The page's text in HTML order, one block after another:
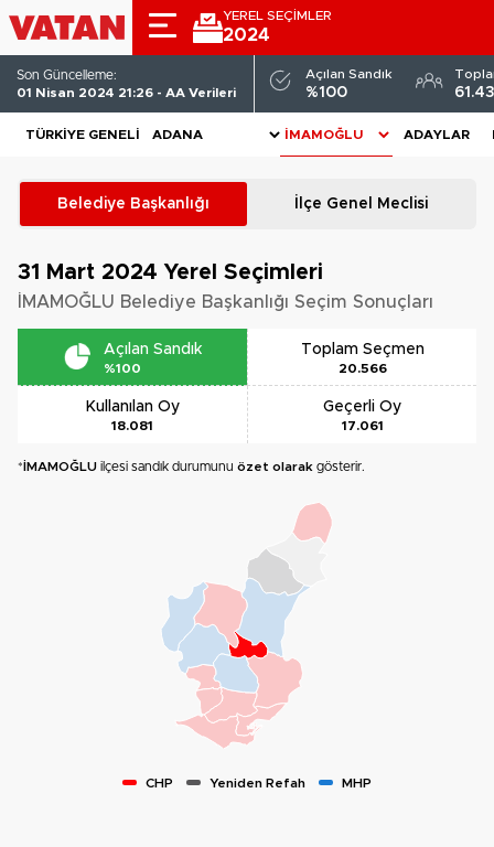
YEREL SEÇİMLER
2024
Son Güncelleme:
01 Nisan 2024 21:26 - AA Verileri
Açılan Sandık
%100
TÜRKIYE GENELI ADAYLAR
Belediye Başkanlığı İlçe Genel Meclisi
31 Mart 2024 Yerel Seçimleri
İMAMOĞLU Belediye Başkanlığı Seçim Sonuçları
Açılan Sandık
%100
Toplam Seçmen
20.566
Kullanılan Oy
18.081
Geçerli Oy
17.061
*İMAMOĞLU ilçesi sandık durumunu özet olarak gösterir.
CHP Yeniden Refah MHP